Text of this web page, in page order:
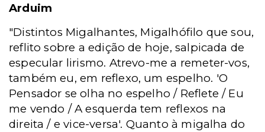
Arduim
"Distintos Migalhantes, Migalhófilo que sou,
reflito sobre a edição de hoje, salpicada de
especular lirismo. Atrevo-me a remeter-vos,
também eu, em reflexo, um espelho. 'O
Pensador se olha no espelho / Reflete / Eu
me vendo / A esquerda tem reflexos na
direita / e vice-versa'. Quanto à migalha do